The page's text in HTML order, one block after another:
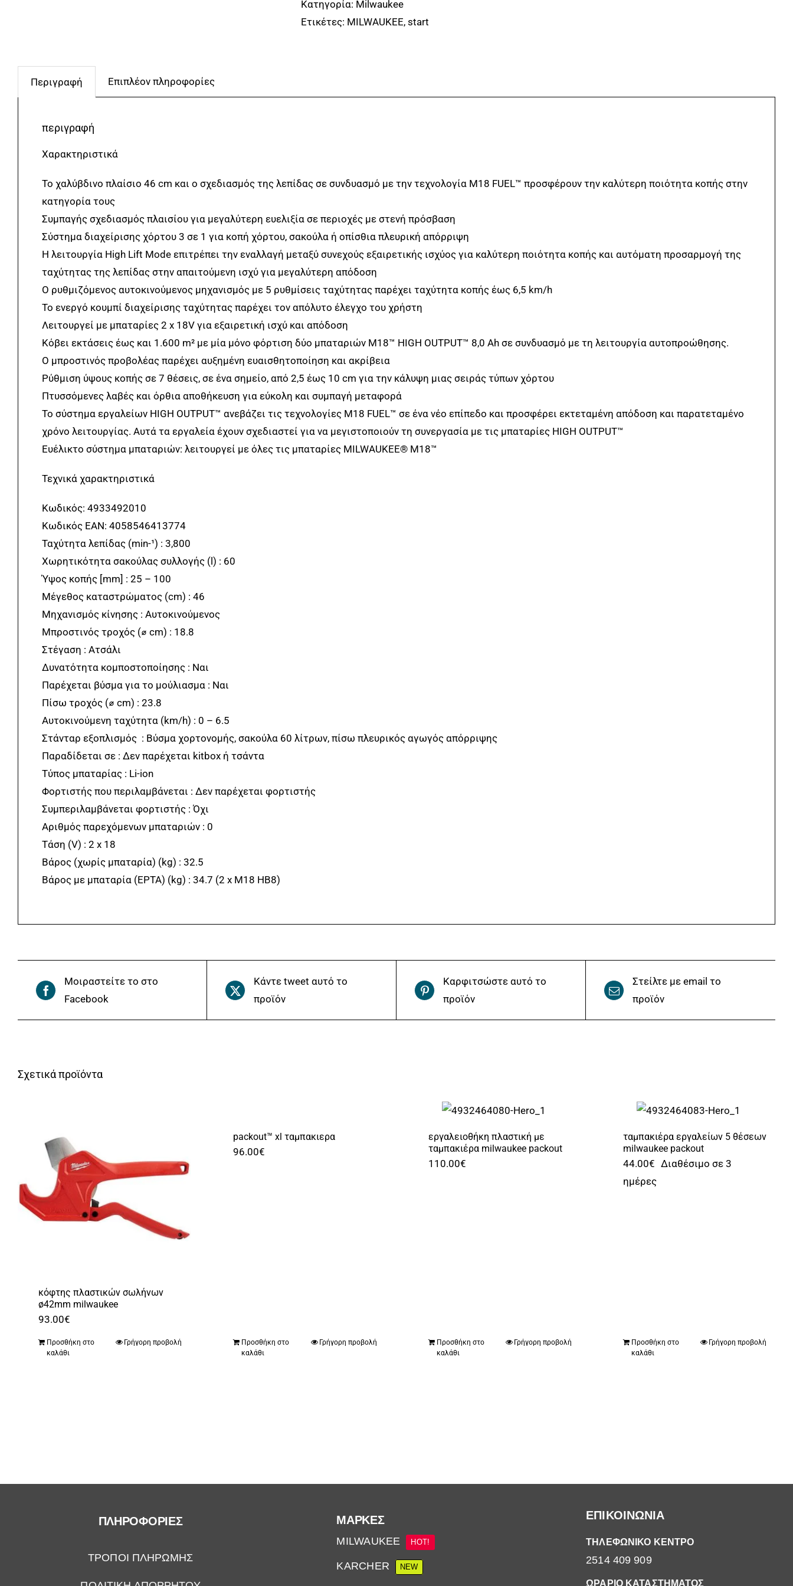
0
ΑΥΤΟΚΙΝΟΥΜΕΝΗ
CM
Κατηγορία: Milwaukee
Ετικέτες: MILWAUKEE, start
Περιγραφή Επιπλέον πληροφορίες
περιγραφή
Χαρακτηριστικά
Το χαλύβδινο πλαίσιο 46 cm και ο σχεδιασμός της λεπίδας σε συνδυασμό με την τεχνολογία M18 FUEL™ προσφέρουν την καλύτερη ποιότητα κοπής στην
κατηγορία τους
Συμπαγής σχεδιασμός πλαισίου για μεγαλύτερη ευελιξία σε περιοχές με στενή πρόσβαση
Σύστημα διαχείρισης χόρτου 3 σε 1 για κοπή χόρτου, σακούλα ή οπίσθια πλευρική απόρριψη
Η λειτουργία High Lift Mode επιτρέπει την εναλλαγή μεταξύ συνεχούς εξαιρετικής ισχύος για καλύτερη ποιότητα κοπής και αυτόματη προσαρμογή της
ταχύτητας της λεπίδας στην απαιτούμενη ισχύ για μεγαλύτερη απόδοση
Ο ρυθμιζόμενος αυτοκινούμενος μηχανισμός με 5 ρυθμίσεις ταχύτητας παρέχει ταχύτητα κοπής έως 6,5 km/h
Το ενεργό κουμπί διαχείρισης ταχύτητας παρέχει τον απόλυτο έλεγχο του χρήστη
Λειτουργεί με μπαταρίες 2 x 18V για εξαιρετική ισχύ και απόδοση
Κόβει εκτάσεις έως και 1.600 m² με μία μόνο φόρτιση δύο μπαταριών M18™ HIGH OUTPUT™ 8,0 Ah σε συνδυασμό με τη λειτουργία αυτοπροώθησης.
Ο μπροστινός προβολέας παρέχει αυξημένη ευαισθητοποίηση και ακρίβεια
Ρύθμιση ύψους κοπής σε 7 θέσεις, σε ένα σημείο, από 2,5 έως 10 cm για την κάλυψη μιας σειράς τύπων χόρτου
Πτυσσόμενες λαβές και όρθια αποθήκευση για εύκολη και συμπαγή μεταφορά
Το σύστημα εργαλείων HIGH OUTPUT™ ανεβάζει τις τεχνολογίες M18 FUEL™ σε ένα νέο επίπεδο και προσφέρει εκτεταμένη απόδοση και παρατεταμένο
χρόνο λειτουργίας. Αυτά τα εργαλεία έχουν σχεδιαστεί για να μεγιστοποιούν τη συνεργασία με τις μπαταρίες HIGH OUTPUT™
Ευέλικτο σύστημα μπαταριών: λειτουργεί με όλες τις μπαταρίες MILWAUKEE® M18™
Τεχνικά χαρακτηριστικά
Κωδικός: 4933492010
Κωδικός EAN: 4058546413774
Ταχύτητα λεπίδας (min-¹) : 3,800
Χωρητικότητα σακούλας συλλογής (l) : 60
Ύψος κοπής [mm] : 25 – 100
Μέγεθος καταστρώματος (cm) : 46
Μηχανισμός κίνησης : Αυτοκινούμενος
Μπροστινός τροχός (⌀ cm) : 18.8
Στέγαση : Ατσάλι
Δυνατότητα κομποστοποίησης : Ναι
Παρέχεται βύσμα για το μούλιασμα : Ναι
Πίσω τροχός (⌀ cm) : 23.8
Αυτοκινούμενη ταχύτητα (km/h) : 0 – 6.5
Στάνταρ εξοπλισμός : Βύσμα χορτονομής, σακούλα 60 λίτρων, πίσω πλευρικός αγωγός απόρριψης
Παραδίδεται σε : Δεν παρέχεται kitbox ή τσάντα
Τύπος μπαταρίας : Li-ion
Φορτιστής που περιλαμβάνεται : Δεν παρέχεται φορτιστής
Συμπεριλαμβάνεται φορτιστής : Όχι
Αριθμός παρεχόμενων μπαταριών : 0
Τάση (V) : 2 x 18
Βάρος (χωρίς μπαταρία) (kg) : 32.5
Βάρος με μπαταρία (EPTA) (kg) : 34.7 (2 x M18 HB8)
Μοιραστείτε το στο
Facebook
Κάντε tweet αυτό το
προϊόν
Καρφιτσώστε αυτό το
προϊόν
Στείλτε με email το
προϊόν
Σχετικά προϊόντα
κόφτης πλαστικών σωλήνων
ø42mm milwaukee
93.00€
Προσθήκη στο
καλάθι
Γρήγορη προβολή
packout™ xl ταμπακιερα
96.00€
Προσθήκη στο
καλάθι
Γρήγορη προβολή
εργαλειοθήκη πλαστική με
ταμπακιέρα milwaukee packout
110.00€
Προσθήκη στο
καλάθι
Γρήγορη προβολή
ταμπακιέρα εργαλείων 5 θέσεων
milwaukee packout
44.00€ Διαθέσιμο σε 3
ημέρες
Προσθήκη στο
καλάθι
Γρήγορη προβολή
ΠΛΗΡΟΦΟΡΙΕΣ
ΤΡΟΠΟΙ ΠΛΗΡΩΜΗΣ
ΜΆΡΚΕΣ
MILWAUKEE HOT!
KARCHER NEW
ΕΠΙΚΟΙΝΩΝΙΑ
ΤΗΛΕΦΩΝΙΚΟ ΚΕΝΤΡΟ
2514 409 909
ΩΡΑΡΙΟ ΚΑΤΑΣΤΗΜΑΤΟΣ